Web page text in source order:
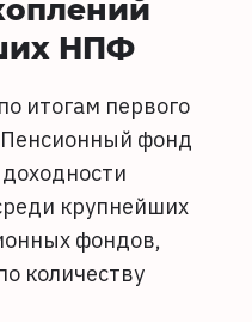
НПФ
итогам первого
фонд
крупнейших
фондов,
количеству